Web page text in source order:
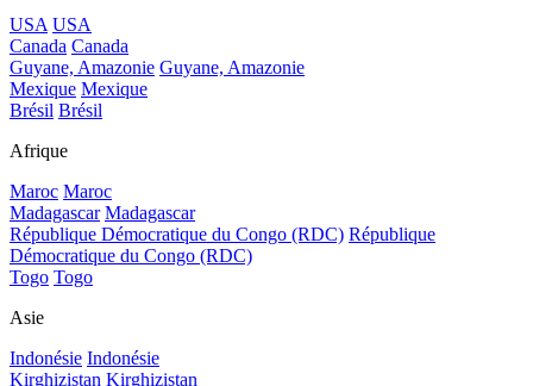
USA USA
Canada Canada
Guyane, Amazonie Guyane, Amazonie
Mexique Mexique
Brésil Brésil
Afrique
Maroc Maroc
Madagascar Madagascar
République Démocratique du Congo (RDC) République
Démocratique du Congo (RDC)
Togo Togo
Asie
Indonésie Indonésie
Kirghizistan Kirghizistan